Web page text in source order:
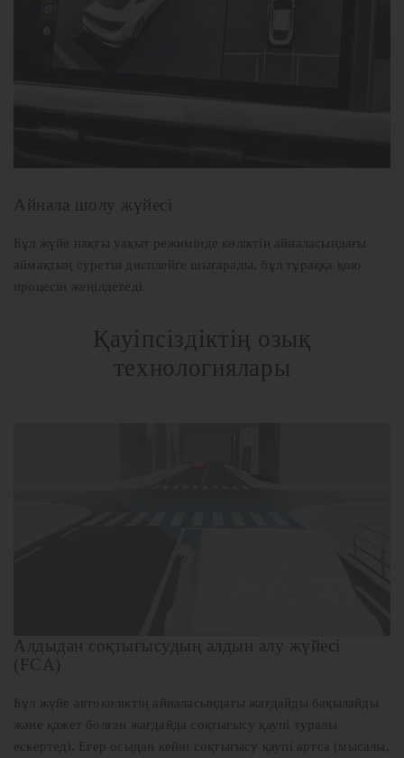
Айнала шолу жүйесі
Бұл жүйе нақты уақыт режимінде көліктің айналасындағы
аймақтың суретін дисплейге шығарады, бұл тұраққа қою
процесін жеңілдетеді.
Қауіпсіздіктің озық
технологиялары
Алдыдан соқтығысудың алдын алу жүйесі
(FCA)
Бұл жүйе автокөліктің айналасындағы жағдайды бақылайды
және қажет болған жағдайда соқтығысу қаупі туралы
ескертеді. Егер осыдан кейін соқтығысу қаупі артса (мысалы,